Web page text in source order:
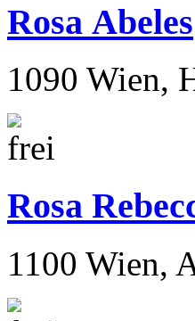
Rosa Abeles
1090 Wien,
Rosa
1100 Wien,